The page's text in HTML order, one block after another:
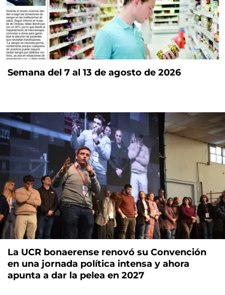
Semana del 7 al 13 de agosto de 2026
La UCR bonaerense renovó su Convención
en una jornada política intensa y ahora
apunta a dar la pelea en 2027